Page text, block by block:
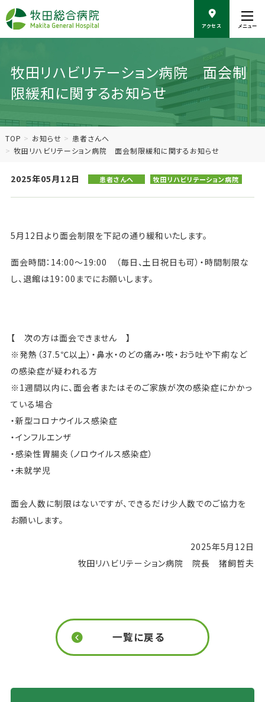
本
文
動
アクセス メニュー
牧田リハビリテーション病院 面会制
限緩和に関するお知らせ
TOP お知らせ
患者さんへ
牧田リハビリテーション病院 面会制限緩和に関するお知らせ
2025年05月12日 患者さんへ 牧田リハビリテーション病院
5月12日より面会制限を下記の通り緩和いたします。
面会時間：14:00～19:00 （毎日、土日祝日も可）・時間制限な
し、退館は19：00までにお願いします。
【 次の方は面会できません 】
※発熱（37.5℃以上）・鼻水・のどの痛み・咳・おう吐や下痢など
の感染症が疑われる方
※1週間以内に、面会者またはそのご家族が次の感染症にかかっ
ている場合
・新型コロナウイルス感染症
・インフルエンザ
・感染性胃腸炎（ノロウイルス感染症）
・未就学児
面会人数に制限はないですが、できるだけ少人数でのご協力を
お願いします。
2025年5月12日
牧田リハビリテーション病院 院長 猪飼哲夫
一覧に戻る